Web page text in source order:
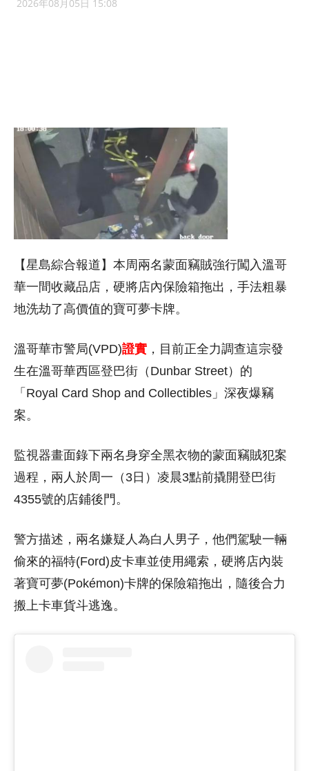
2026年08月05日 15:08
【星島綜合報道】本周兩名蒙面竊賊強行闖入溫哥
華一間收藏品店，硬將店內保險箱拖出，手法粗暴
地洗劫了高價值的寶可夢卡牌。
溫哥華市警局(VPD)證實 ，目前正全力調查這宗發
生在溫哥華西區登巴街（Dunbar Street）的
「Royal Card Shop and Collectibles」深夜爆竊
案。
監視器畫面錄下兩名身穿全黑衣物的蒙面竊賊犯案
過程，兩人於周一（3日）凌晨3點前撬開登巴街
4355號的店鋪後門。
警方描述，兩名嫌疑人為白人男子，他們駕駛一輛
偷來的福特(Ford)皮卡車並使用繩索，硬將店內裝
著寶可夢(Pokémon)卡牌的保險箱拖出，隨後合力
搬上卡車貨斗逃逸。